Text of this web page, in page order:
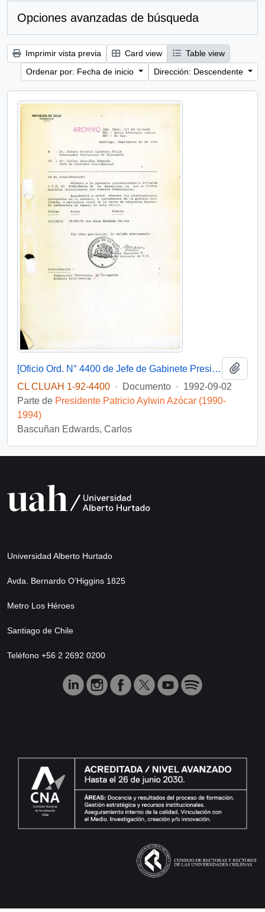
Opciones avanzadas de búsqueda
Imprimir vista previa Card view
Table view
Ordenar por: Fecha de inicio
Dirección: Descendente
[Oficio Ord. N° 4400 de Jefe de Gabinete Presidencial, remite copia de carta]
CL CLUAH 1-92-4400 · Documento · 1992-09-02
Parte de Presidente Patricio Aylwin Azócar (1990-
1994)
Bascuñan Edwards, Carlos
Universidad Alberto Hurtado
Avda. Bernardo O’Higgins 1825
Metro Los Héroes
Santiago de Chile
Teléfono +56 2 2692 0200